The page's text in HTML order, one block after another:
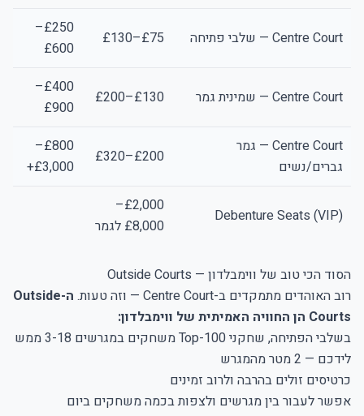
Centre Court — שלבי פתיחה £75–£130
£250–
£600
Centre Court — שמינית גמר £130–£200
£400–
£900
Centre Court — גמר
גברים/נשים
£200–£320
£800–
£3,000+
Debenture Seats (VIP)
£2,000–
£8,000 לגמר
הסוד הכי טוב של ווימבלדון — Outside Courts
רוב האוהדים מתמקדים ב-Centre Court — וזה טעות.
ה-Outside
Courts הן החוויה האמיתית של ווימבלדון:
בשלבי הפתיחה, שחקני Top-100 משחקים במגרשים 3-18 ממש
לידכם — 2 מטר מהמגרש
כרטיסים זולים בהרבה ולרוב זמינים
אפשר לעבור בין מגרשים ולצפות בכמה משחקים ביום